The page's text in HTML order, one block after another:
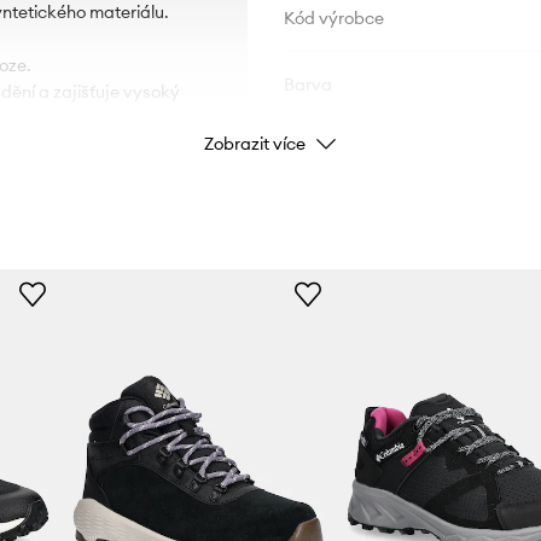
materiálu.
a zajišťuje vysoký
vysokou úroveň
vzduchu navíc
zabraňuje zašpinění.
Kód výrobce
Značka
ID produktu
Zobrazit více